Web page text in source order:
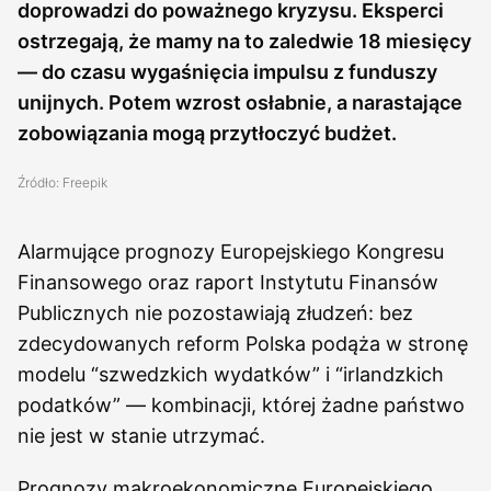
doprowadzi do poważnego kryzysu. Eksperci
ostrzegają, że mamy na to zaledwie 18 miesięcy
— do czasu wygaśnięcia impulsu z funduszy
unijnych. Potem wzrost osłabnie, a narastające
zobowiązania mogą przytłoczyć budżet.
Źródło: Freepik
Alarmujące prognozy Europejskiego Kongresu
Finansowego oraz raport Instytutu Finansów
Publicznych nie pozostawiają złudzeń: bez
zdecydowanych reform Polska podąża w stronę
modelu “szwedzkich wydatków” i “irlandzkich
podatków” — kombinacji, której żadne państwo
nie jest w stanie utrzymać.